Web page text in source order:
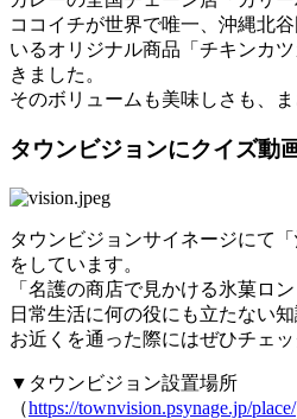
ココイチが世界で唯一、沖縄北
いるオリジナル商品「チキンカ
きました。
そのボリュームも美味しさも、ま
タウンビジョンにクイズ動
タウンビジョンサイネージにて
をしています。
「名護の商店で見かける氷菓ロ
日常生活に何の役にも立たない知
お近くを通った際にはぜひチェッ
▼タウンビジョン設置場所
（https://townvision.psynage.jp/place/